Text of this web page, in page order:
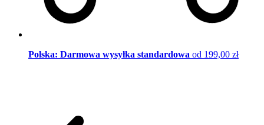
Polska: Darmowa wysyłka standardowa od 199,00 zł